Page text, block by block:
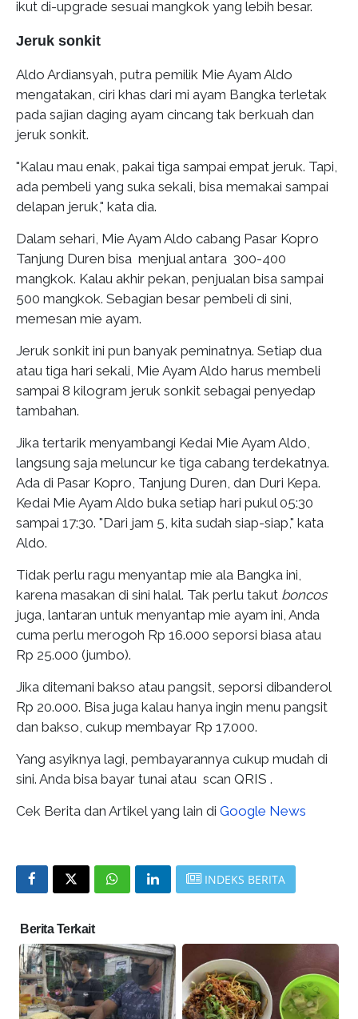
ikut di-upgrade sesuai mangkok yang lebih besar.
Jeruk sonkit
Aldo Ardiansyah, putra pemilik Mie Ayam Aldo
mengatakan, ciri khas dari mi ayam Bangka terletak
pada sajian daging ayam cincang tak berkuah dan
jeruk sonkit.
"Kalau mau enak, pakai tiga sampai empat jeruk. Tapi,
ada pembeli yang suka sekali, bisa memakai sampai
delapan jeruk," kata dia.
Dalam sehari, Mie Ayam Aldo cabang Pasar Kopro
Tanjung Duren bisa menjual antara 300-400
mangkok. Kalau akhir pekan, penjualan bisa sampai
500 mangkok. Sebagian besar pembeli di sini,
memesan mie ayam.
Jeruk sonkit ini pun banyak peminatnya. Setiap dua
atau tiga hari sekali, Mie Ayam Aldo harus membeli
sampai 8 kilogram jeruk sonkit sebagai penyedap
tambahan.
Jika tertarik menyambangi Kedai Mie Ayam Aldo,
langsung saja meluncur ke tiga cabang terdekatnya.
Ada di Pasar Kopro, Tanjung Duren, dan Duri Kepa.
Kedai Mie Ayam Aldo buka setiap hari pukul 05:30
sampai 17:30. "Dari jam 5, kita sudah siap-siap," kata
Aldo.
Tidak perlu ragu menyantap mie ala Bangka ini,
karena masakan di sini halal. Tak perlu takut boncos
juga, lantaran untuk menyantap mie ayam ini, Anda
cuma perlu merogoh Rp 16.000 seporsi biasa atau
Rp 25.000 (jumbo).
Jika ditemani bakso atau pangsit, seporsi dibanderol
Rp 20.000. Bisa juga kalau hanya ingin menu pangsit
dan bakso, cukup membayar Rp 17.000.
Yang asyiknya lagi, pembayarannya cukup mudah di
sini. Anda bisa bayar tunai atau scan QRIS .
Cek Berita dan Artikel yang lain di Google News
INDEKS BERITA
Berita Terkait